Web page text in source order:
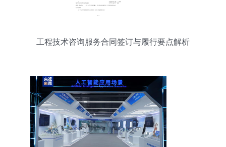
工程技术咨询服务合同签订与履行要点解析